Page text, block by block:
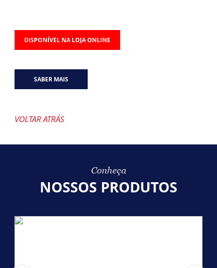
DISPONÍVEL NA LOJA ONLINE
SABER MAIS
VOLTAR ATRÁS
Conheça
NOSSOS PRODUTOS